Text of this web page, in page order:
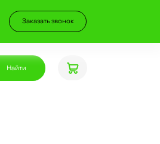
Заказать звонок
Найти